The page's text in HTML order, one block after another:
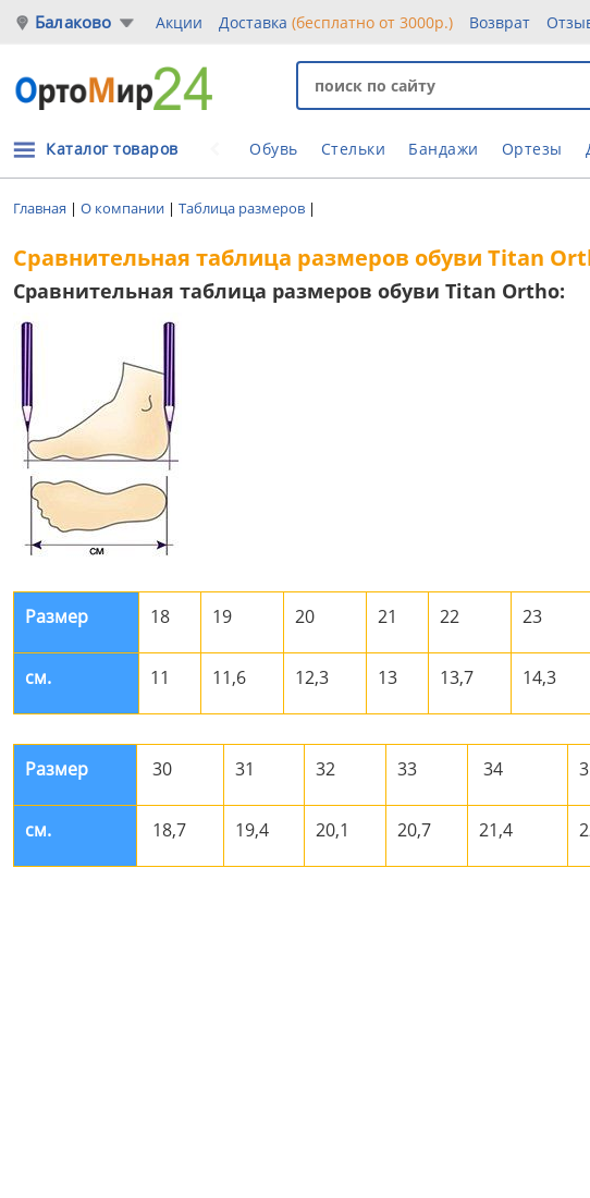
Балаково Акции Доставка (бесплатно от 3000р.) Возврат
Обувь Стельки Бандажи Ортезы
Каталог товаров
Главная | О компании | Таблица размеров |
Сравнительная таблица размеров обуви Titan
Сравнительная таблица размеров обуви Titan Ortho:
Размер 18 19 20 21 22 23
см. 11 11,6 12,3 13 13,7 14,3
Размер 30 31 32 33 34
см. 18,7 19,4 20,1 20,7 21,4